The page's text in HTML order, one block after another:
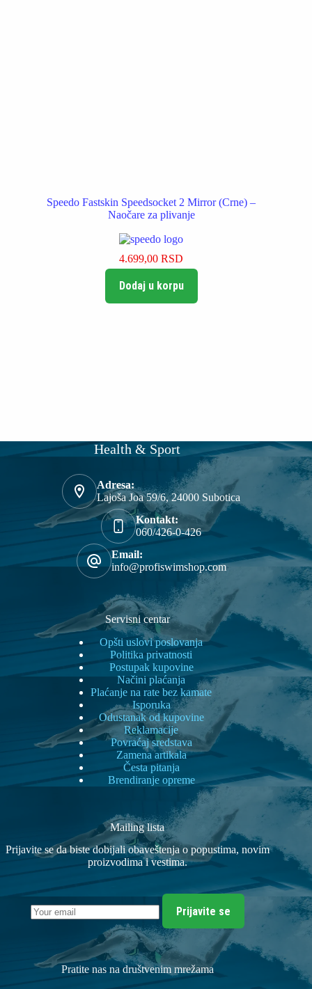
Speedo Fastskin Speedsocket 2 Mirror (Crne) –
Naočare za plivanje
4.699,00RSD
Dodaj u korpu
Health & Sport
Adresa:
Lajoša Joa 59/6, 24000 Subotica
Kontakt:
060/426-0-426
Email:
info@profiswimshop.com
Servisni centar
Opšti uslovi poslovanja
Politika privatnosti
Postupak kupovine
Načini plaćanja
Plaćanje na rate bez kamate
Isporuka
Odustanak od kupovine
Reklamacije
Povraćaj sredstava
Zamena artikala
Česta pitanja
Brendiranje opreme
Mailing lista
Prijavite se da biste dobijali obaveštenja o popustima, novim
proizvodima i vestima.
Prijavite se
Pratite nas na društvenim mrežama